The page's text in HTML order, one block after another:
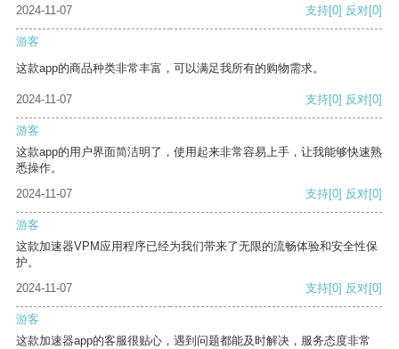
2024-11-07 支持[0] 反对[0]
游客
这款app的商品种类非常丰富，可以满足我所有的购物需求。
2024-11-07 支持[0] 反对[0]
游客
这款app的用户界面简洁明了，使用起来非常容易上手，让我能够快速熟
悉操作。
2024-11-07
支持[0] 反对[0]
游客
这款加速器VPM应用程序已经为我们带来了无限的流畅体验和安全性保
护。
2024-11-07
支持[0] 反对[0]
游客
这款加速器app的客服很贴心，遇到问题都能及时解决，服务态度非常